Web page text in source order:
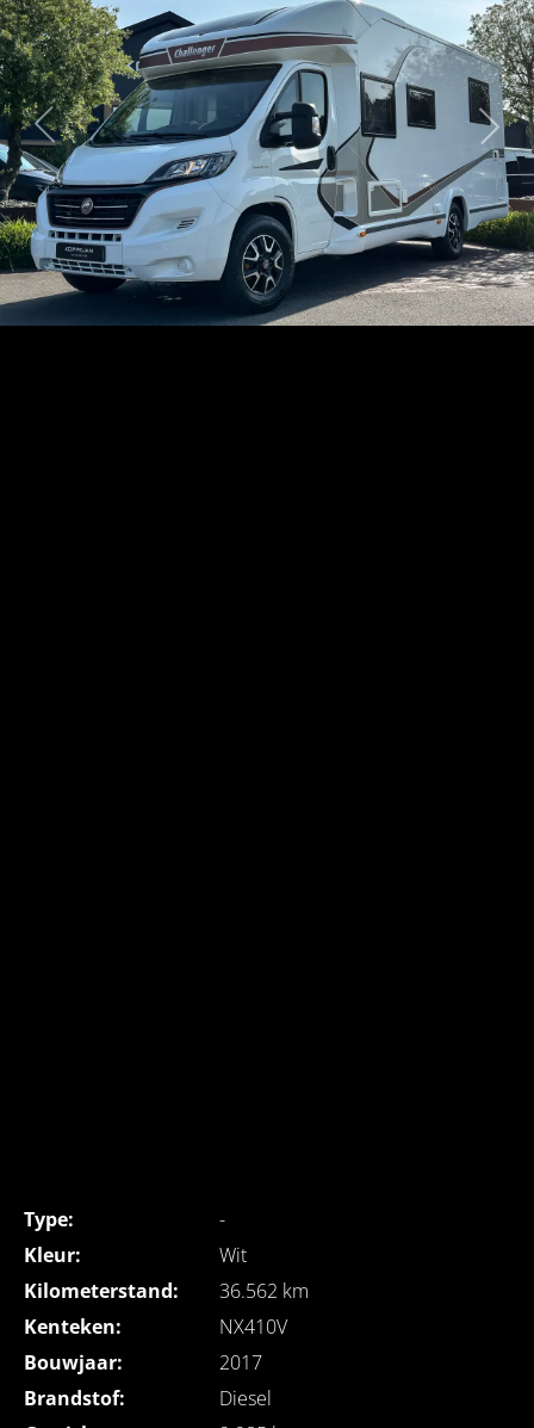
Type:
-
Kleur:
Wit
Kilometerstand:
36.562 km
Kenteken:
NX410V
Bouwjaar:
2017
Brandstof:
Diesel